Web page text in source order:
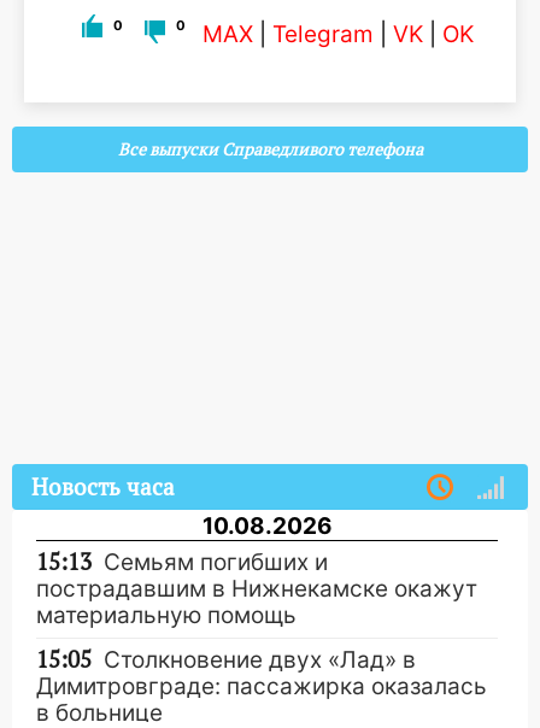
0 0 MAX Telegram VK OK
Все выпуски Справедливого телефона
Новость часа
10.08.2026
15:13 Семьям погибших и
пострадавшим в Нижнекамске окажут
материальную помощь
15:05 Столкновение двух «Лад» в
Димитровграде: пассажирка оказалась
в больнице